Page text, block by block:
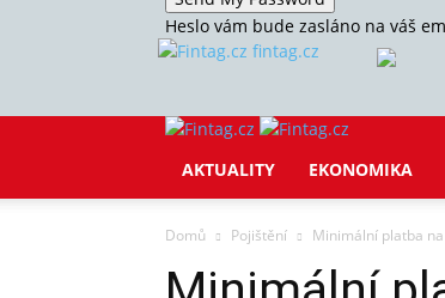
Heslo vám bude zasláno na váš
fintag.cz
AKTUALITY EKONOMIKA
Domů Pojištění Minimální platba